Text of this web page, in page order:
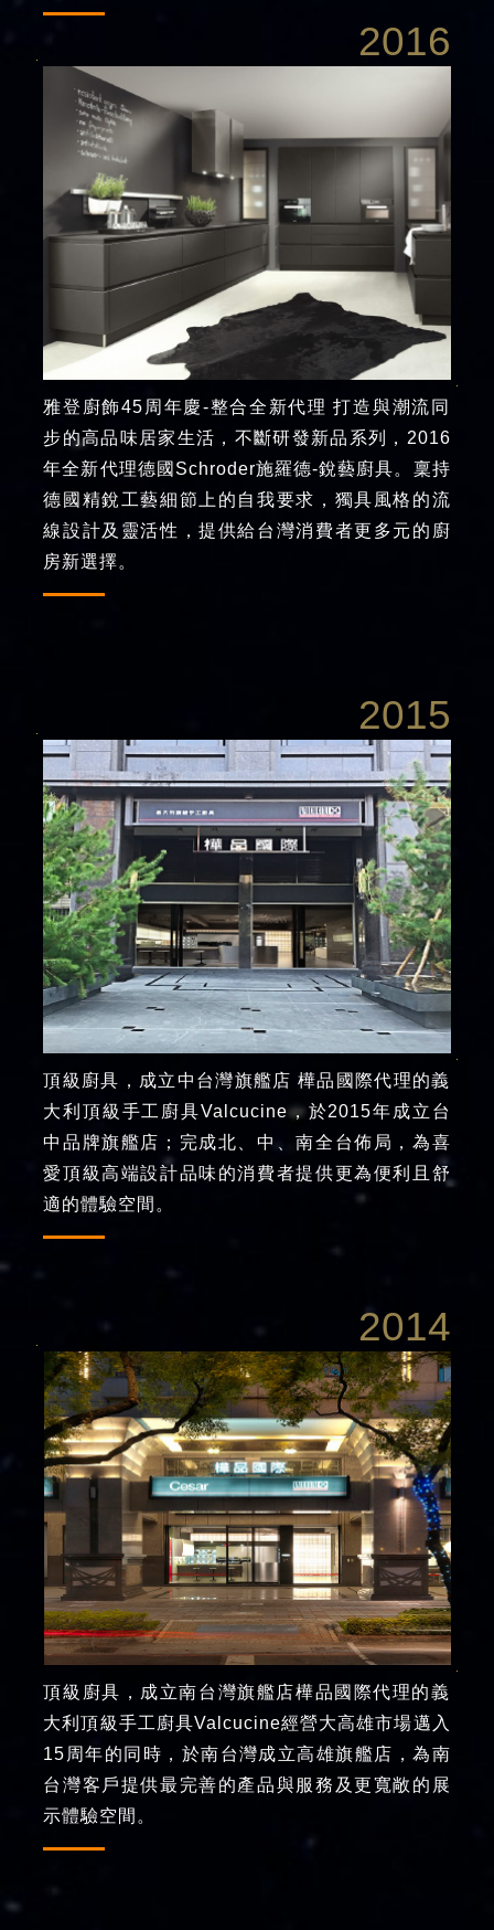
2016
雅登廚飾45周年慶-整合全新代理 打造與潮流同
步的高品味居家生活，不斷研發新品系列，2016
年全新代理德國Schroder施羅德-銳藝廚具。稟持
德國精銳工藝細節上的自我要求，獨具風格的流
線設計及靈活性，提供給台灣消費者更多元的廚
房新選擇。
2015
頂級廚具，成立中台灣旗艦店 樺品國際代理的義
大利頂級手工廚具Valcucine，於2015年成立台
中品牌旗艦店；完成北、中、南全台佈局，為喜
愛頂級高端設計品味的消費者提供更為便利且舒
適的體驗空間。
2014
頂級廚具，成立南台灣旗艦店樺品國際代理的義
大利頂級手工廚具Valcucine經營大高雄市場邁入
15周年的同時，於南台灣成立高雄旗艦店，為南
台灣客戶提供最完善的產品與服務及更寬敞的展
示體驗空間。